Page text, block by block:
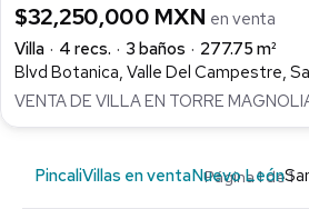
$32,250,000 MXN en venta
Villa
4 recs. 3 baños
277.75 m²
Blvd Botanica, Valle Del Campestre,
VENTA DE VILLA EN TORRE
Página 1 de 1
PincaliVillas en ventaNuevo León